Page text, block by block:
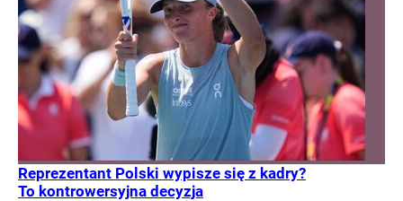
Reprezentant Polski wypisze się z kadry?
To kontrowersyjna decyzja